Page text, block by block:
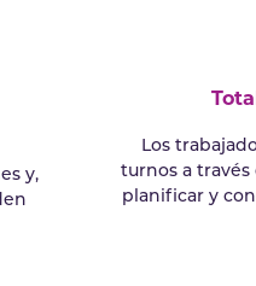
y,
Los
turnos a través
planificar y